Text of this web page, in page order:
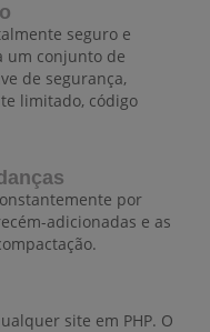
seguro e
um conjunto de
de segurança,
limitado, código
por
adicionadas e as
site em PHP. O